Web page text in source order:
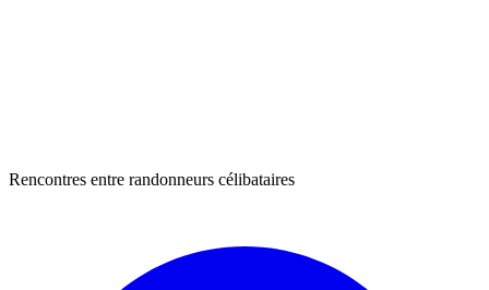
Rencontres entre randonneurs célibataires